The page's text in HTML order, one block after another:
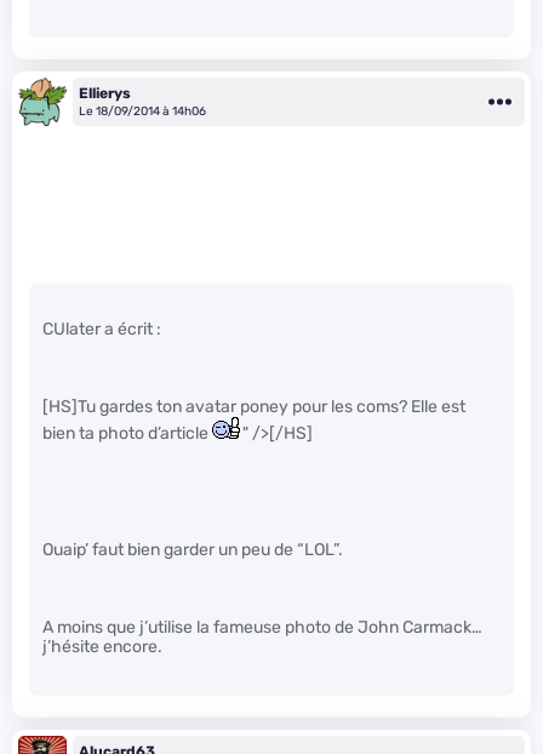
Ellierys
Le 18/09/2014 à 14h06
CUlater a écrit :
[HS]Tu gardes ton avatar poney pour les coms? Elle est
bien ta photo d’article
" />[/HS]
Ouaip’ faut bien garder un peu de “LOL”.
A moins que j’utilise la fameuse photo de John Carmack…
j’hésite encore.